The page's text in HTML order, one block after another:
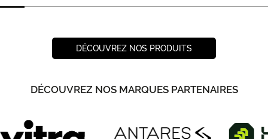
DÉCOUVREZ NOS PRODUITS
DÉCOUVREZ NOS MARQUES PARTENAIRES